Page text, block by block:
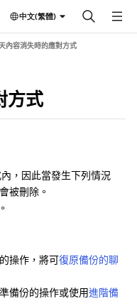
中文(繁體)
內容消失時的應對方式
方式
，因此當發生下列情況
被刪除。
的操作，將可復原備份的聊
備份的操作或使用進階備